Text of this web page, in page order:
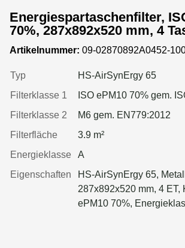
Energiespartaschenfilter,
70%, 287x892x520 mm, 4
Metallrahmen
Artikelnummer: 09-02870892A0452-
Typ
HS-AirSynErgy 65
Filterklasse 1
ISO ePM10 70% gem.
Filterklasse 2
M6 gem. EN779:2012
Filterfläche
3.9 m²
Energieklasse
A
Eigenschaften
HS-AirSynErgy 65,
287x892x520 mm, 4 ET,
ePM10 70%,